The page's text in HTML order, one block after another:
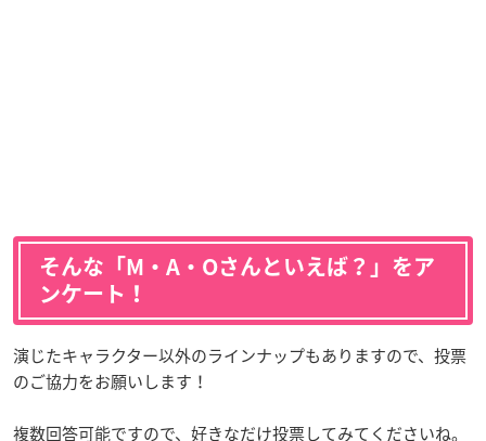
そんな「M・A・Oさんといえば？」をア
ンケート！
演じたキャラクター以外のラインナップもありますので、投票
のご協力をお願いします！
複数回答可能ですので、好きなだけ投票してみてくださいね。